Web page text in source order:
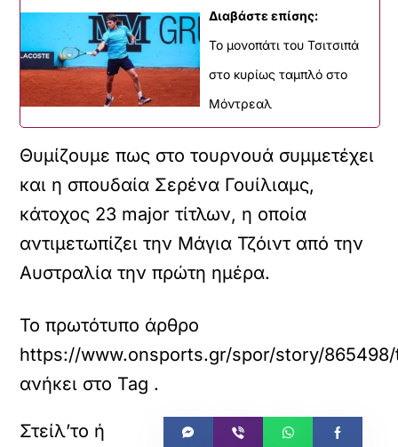
Διαβάστε επίσης:
To μονοπάτι του Τσιτσιπά
στο κυρίως ταμπλό στο
Μόντρεαλ
Θυμίζουμε πως στο τουρνουά συμμετέχει
και η σπουδαία Σερένα Γουίλιαμς,
κάτοχος 23 major τίτλων, η οποία
αντιμετωπίζει την Μάγια Τζόιντ από την
Αυστραλία την πρώτη ημέρα.
Το πρωτότυπο άρθρο
https://www.onsports.gr/spor/story/
ανήκει στο Tag .